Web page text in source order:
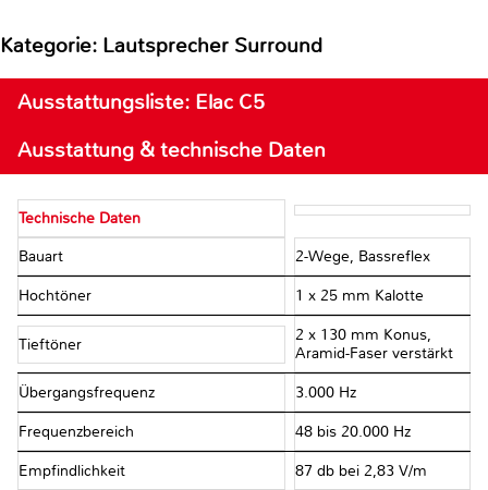
Kategorie: Lautsprecher Surround
Ausstattungsliste: Elac C5
Ausstattung & technische Daten
Technische Daten
Bauart 2-Wege, Bassreflex
Hochtöner 1 x 25 mm Kalotte
Tieftöner
2 x 130 mm Konus,
Aramid-Faser verstärkt
Übergangsfrequenz 3.000 Hz
Frequenzbereich 48 bis 20.000 Hz
Empfindlichkeit 87 db bei 2,83 V/m